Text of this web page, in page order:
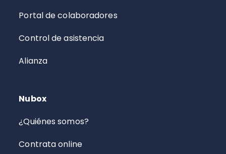
Portal de colaboradores
Control de asistencia
Alianza
Nubox
¿Quiénes somos?
Contrata online